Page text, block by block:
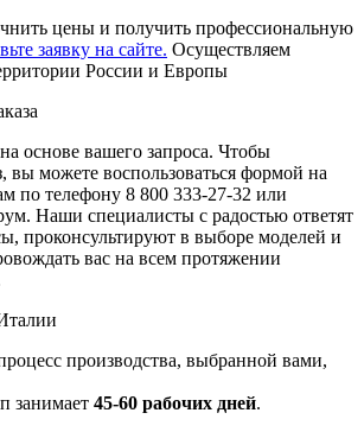
цены и получить профессиональную
заявку на сайте. Осуществляем
России и Европы
основе вашего запроса. Чтобы
вы можете воспользоваться формой на
по телефону 8 800 333-27-32 или
Наши специалисты с радостью ответят
проконсультируют в выборе моделей и
вас на всем протяжении
производства, выбранной вами,
занимает 45-60 рабочих дней.